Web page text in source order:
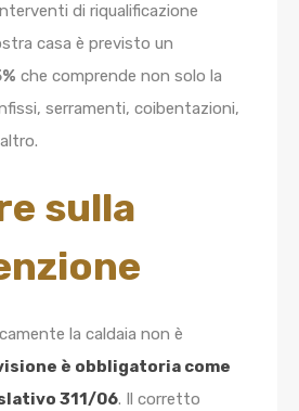
di riqualificazione
casa è previsto un
che comprende non solo la
serramenti, coibentazioni,
sulla
la caldaia non è
è obbligatoria come
311/06. Il corretto